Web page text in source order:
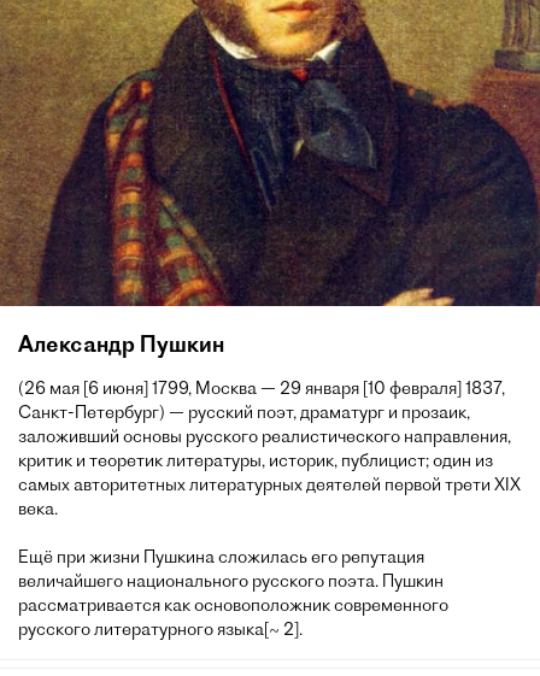
Александр Пушкин
(26 мая [6 июня] 1799, Москва — 29 января [10 февраля] 1837,
Санкт-Петербург) — русский поэт, драматург и прозаик,
заложивший основы русского реалистического направления,
критик и теоретик литературы, историк, публицист; один из
самых авторитетных литературных деятелей первой трети XIX
века.
Ещё при жизни Пушкина сложилась его репутация
величайшего национального русского поэта. Пушкин
рассматривается как основоположник современного
русского литературного языка[~ 2].